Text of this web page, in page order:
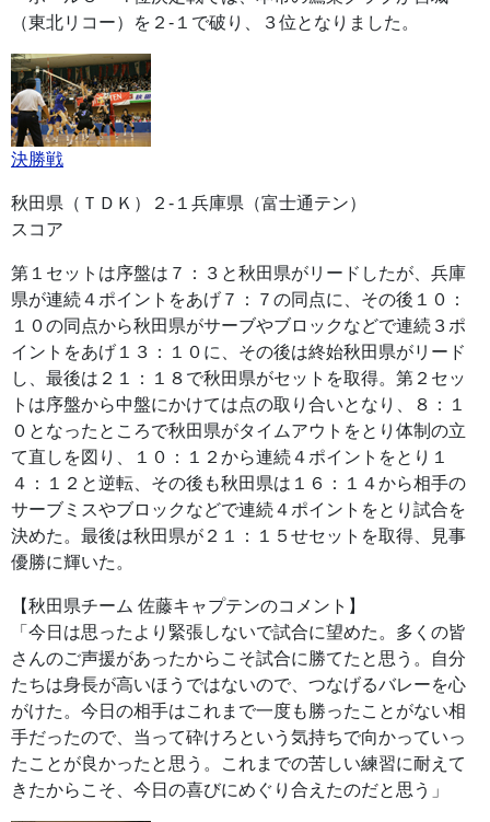
（東北リコー）を２-１で破り、３位となりました。
決勝戦
秋田県（ＴＤＫ）２-１兵庫県（富士通テン）
スコア
第１セットは序盤は７：３と秋田県がリードしたが、兵庫
県が連続４ポイントをあげ７：７の同点に、その後１０：
１０の同点から秋田県がサーブやブロックなどで連続３ポ
イントをあげ１３：１０に、その後は終始秋田県がリード
し、最後は２１：１８で秋田県がセットを取得。第２セッ
トは序盤から中盤にかけては点の取り合いとなり、８：１
０となったところで秋田県がタイムアウトをとり体制の立
て直しを図り、１０：１２から連続４ポイントをとり１
４：１２と逆転、その後も秋田県は１６：１４から相手の
サーブミスやブロックなどで連続４ポイントをとり試合を
決めた。最後は秋田県が２１：１５せセットを取得、見事
優勝に輝いた。
【秋田県チーム 佐藤キャプテンのコメント】
「今日は思ったより緊張しないで試合に望めた。多くの皆
さんのご声援があったからこそ試合に勝てたと思う。自分
たちは身長が高いほうではないので、つなげるバレーを心
がけた。今日の相手はこれまで一度も勝ったことがない相
手だったので、当って砕けろという気持ちで向かっていっ
たことが良かったと思う。これまでの苦しい練習に耐えて
きたからこそ、今日の喜びにめぐり合えたのだと思う」